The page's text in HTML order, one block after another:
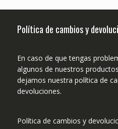
Política de cambios y
En caso de que tengas
algunos de nuestros
dejamos nuestra política de
devoluciones.
Política de cambios y